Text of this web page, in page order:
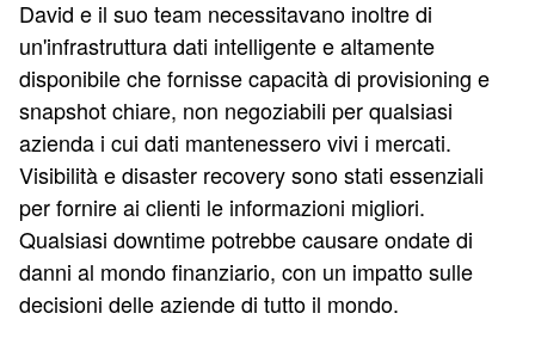
David e il suo team necessitavano inoltre di
un'infrastruttura dati intelligente e altamente
disponibile che fornisse capacità di provisioning e
snapshot chiare, non negoziabili per qualsiasi
azienda i cui dati mantenessero vivi i mercati.
Visibilità e disaster recovery sono stati essenziali
per fornire ai clienti le informazioni migliori.
Qualsiasi downtime potrebbe causare ondate di
danni al mondo finanziario, con un impatto sulle
decisioni delle aziende di tutto il mondo.